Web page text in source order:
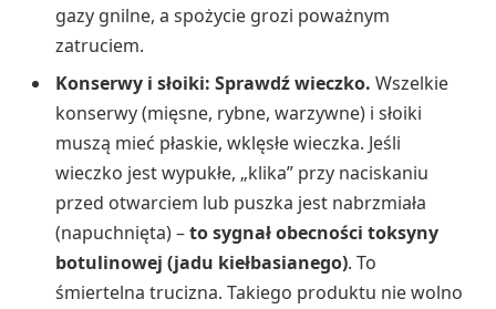
gazy gnilne, a spożycie grozi poważnym
zatruciem.
Konserwy i słoiki: Sprawdź wieczko. Wszelkie
konserwy (mięsne, rybne, warzywne) i słoiki
muszą mieć płaskie, wklęsłe wieczka. Jeśli
wieczko jest wypukłe, „klika” przy naciskaniu
przed otwarciem lub puszka jest nabrzmiała
(napuchnięta) –to sygnał obecności toksyny
botulinowej (jadu kiełbasianego). To
śmiertelna trucizna. Takiego produktu nie wolno